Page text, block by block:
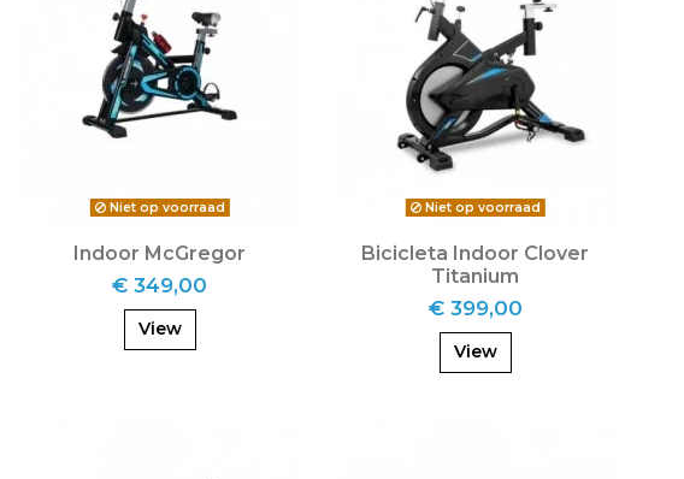
Niet op voorraad
Indoor McGregor
€ 349,00
View
Niet op voorraad
Bicicleta Indoor Clover
Titanium
€ 399,00
View